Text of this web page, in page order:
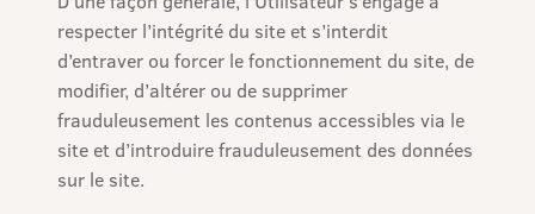
respecter l’intégrité du site et s’interdit
d’entraver ou forcer le fonctionnement du site, de
modifier, d’altérer ou de supprimer
frauduleusement les contenus accessibles via le
site et d’introduire frauduleusement des données
sur le site.